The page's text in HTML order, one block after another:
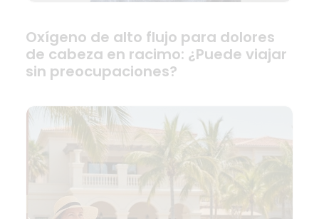
Oxígeno de alto flujo para dolores
de cabeza en racimo: ¿Puede viajar
sin preocupaciones?